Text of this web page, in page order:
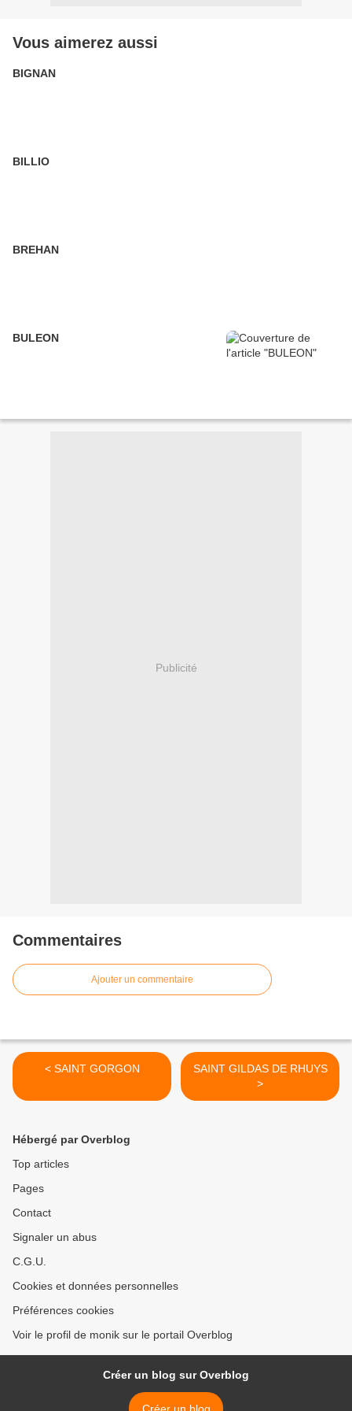
Vous aimerez aussi
BIGNAN
BILLIO
BREHAN
BULEON
Publicité
Commentaires
Ajouter un commentaire
< SAINT GORGON
SAINT GILDAS DE RHUYS
>
Hébergé par Overblog
Top articles
Pages
Contact
Signaler un abus
C.G.U.
Cookies et données personnelles
Préférences cookies
Voir le profil de monik sur le portail Overblog
Créer un blog sur Overblog